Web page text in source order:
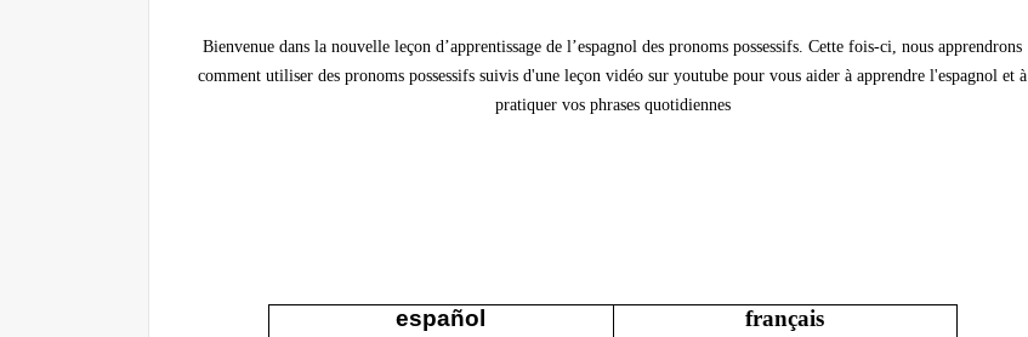
Bienvenue dans la nouvelle leçon d’apprentissage de l’espagnol des pronoms possessifs. Cette fois-ci, nous apprendrons
comment utiliser des pronoms possessifs suivis d'une leçon vidéo sur youtube pour vous aider à apprendre l'espagnol et à
pratiquer vos phrases quotidiennes
français
español